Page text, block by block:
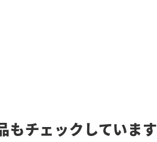
もチェックしています